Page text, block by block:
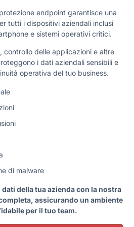
endpoint garantisce una
tutti i dispositivi aziendali inclusi
e sistemi operativi critici.
controllo delle applicazioni e altre
i dati aziendali sensibili e
operativa del tuo business.
di malware
della tua azienda con la nostra
assicurando un ambiente
per il tuo team.